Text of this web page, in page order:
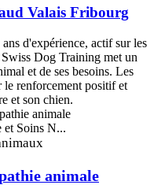
Valais Fribourg
d'expérience, actif sur les
Dog Training met un
et de ses besoins. Les
le renforcement positif et
et son chien.
et Soins N...
animale